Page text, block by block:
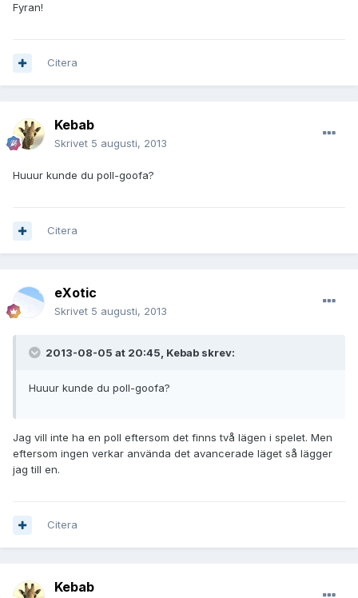
Fyran!
Citera
Kebab
Skrivet 5 augusti, 2013
Huuur kunde du poll-goofa?
Citera
eXotic
Skrivet 5 augusti, 2013
2013-08-05 at 20:45, Kebab skrev:
Huuur kunde du poll-goofa?
Jag vill inte ha en poll eftersom det finns två lägen i spelet. Men
eftersom ingen verkar använda det avancerade läget så lägger
jag till en.
Citera
Kebab